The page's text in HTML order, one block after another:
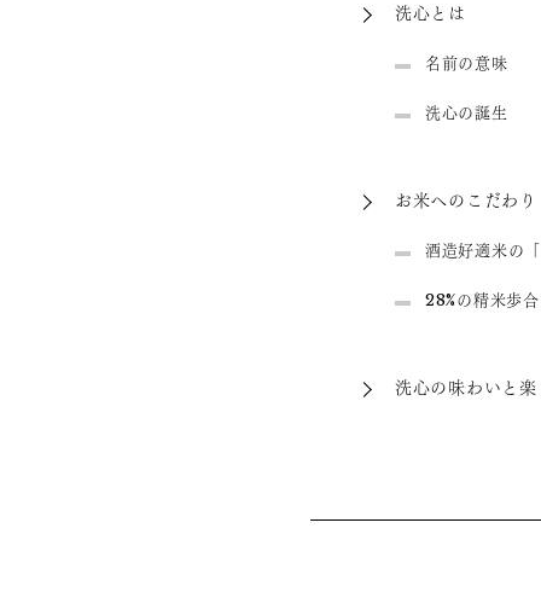
洗心とは
名前の意味
洗心の誕生
お米へのこだわり
酒造好適米の
28%の精米歩合
洗心の味わいと